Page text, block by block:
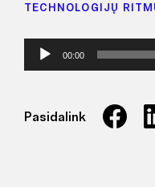
TECHNOLOGIJŲ
Audio
00:00
Pasidalink